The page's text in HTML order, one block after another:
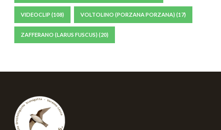
VIDEOCLIP (108) VOLTOLINO (PORZANA PORZANA) (17)
ZAFFERANO (LARUS FUSCUS) (20)